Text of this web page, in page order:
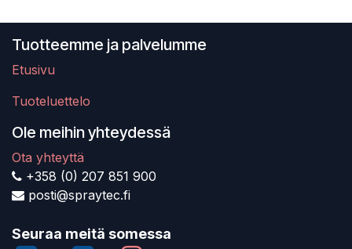
Tuotteemme ja palvelumme
Etusivu
Tuoteluettelo
Ole meihin yhteydessä
Ota yhteyttä
+358 (0) 207 851 900
posti@spraytec.fi
Seuraa meitä somessa